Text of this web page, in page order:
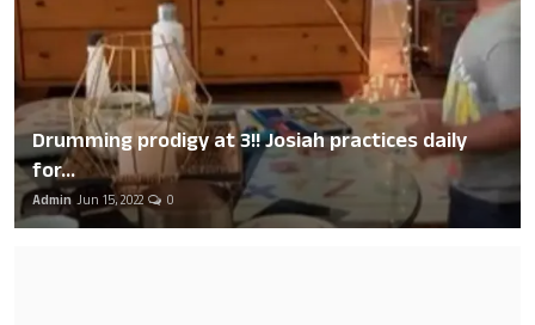
Drumming prodigy at 3!! Josiah practices daily
for...
Admin Jun 15, 2022 0